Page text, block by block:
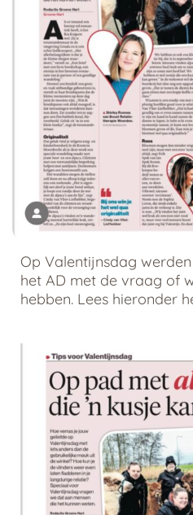
Op Valentijnsdag
het AD met de vraag of
hebben. Lees hieronder